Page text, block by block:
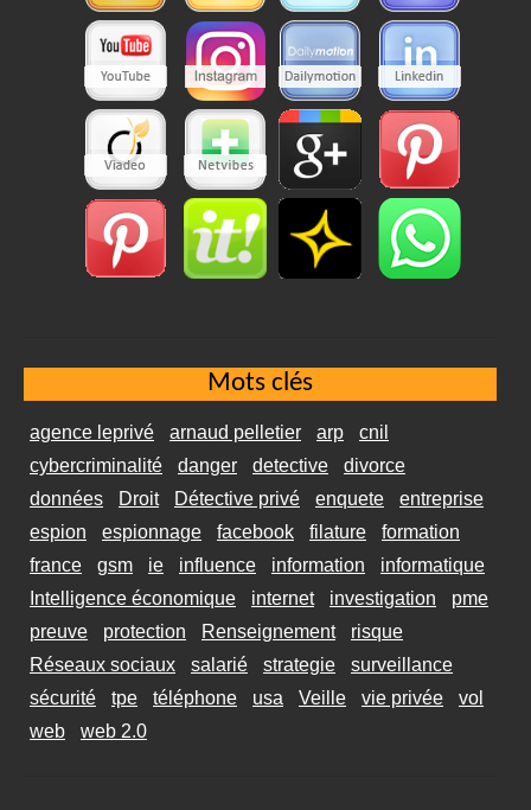
Mots clés
agence leprivé arnaud pelletier arp
cnil
cybercriminalité
danger detective
divorce
données
Droit Détective privé enquete
entreprise
espion
espionnage facebook filature
formation
france
gsm ie influence information
informatique
Intelligence économique
internet investigation
pme
preuve
protection Renseignement
risque
Réseaux sociaux
salarié strategie
surveillance
sécurité
tpe téléphone usa Veille vie privée
vol
web
web 2.0